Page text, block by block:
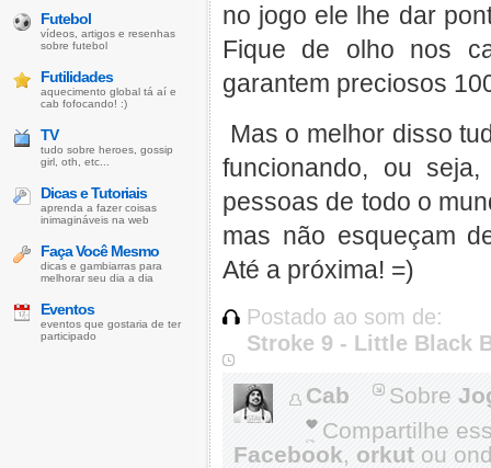
no jogo ele lhe dar
Fique de olho nos
garantem preciosos
Mas o melhor disso
funcionando, ou
pessoas de todo o
mas não esqueçam
Até a próxima! =)
Postado ao som de:
Stroke 9 - Little Black
Cab Sobre
Compartilhe
Facebook, orkut ou
Futebol
vídeos, artigos e resenhas
sobre futebol
Futilidades
aquecimento global tá aí e
cab fofocando! :)
TV
tudo sobre heroes, gossip
girl, oth, etc...
Dicas e Tutoriais
aprenda a fazer coisas
inimagináveis na web
Faça Você Mesmo
dicas e gambiarras para
melhorar seu dia a dia
Eventos
eventos que gostaria de ter
participado